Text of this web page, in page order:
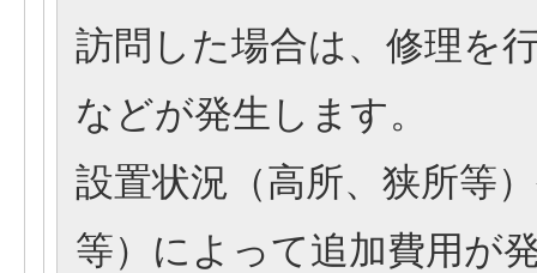
訪問した場合は、修理を
などが発生します。
設置状況（高所、狭所等
等）によって追加費用が